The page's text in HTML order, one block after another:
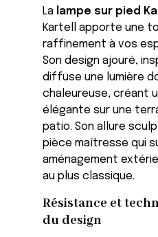
La lampe sur pied
Kartell apporte une
raffinement à vos
Son design ajouré,
diffuse une lumière
chaleureuse, créant
élégante sur une
patio. Son allure
pièce maîtresse qui
aménagement
au plus classique.
Résistance et
du design